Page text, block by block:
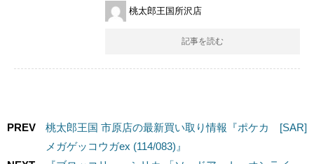
桃太郎王国所沢店
記事を読む
PREV
桃太郎王国 市原店の最新買い取り情報『ポケカ [SAR]
メガゲッコウガex (114/083)』